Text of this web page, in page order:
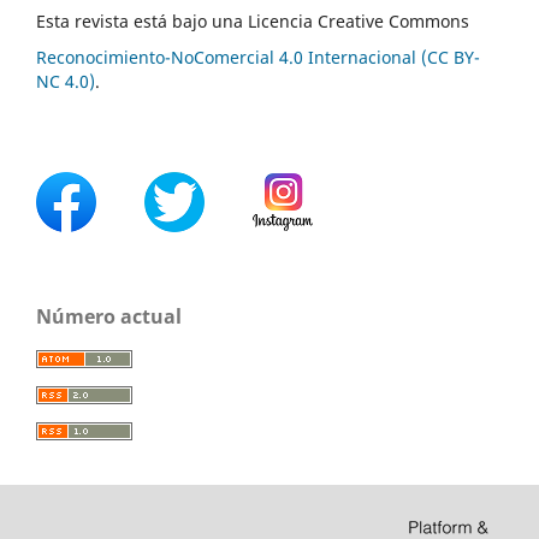
Esta revista está bajo una Licencia Creative Commons
Reconocimiento-NoComercial 4.0 Internacional (CC BY-
NC 4.0).
Número actual